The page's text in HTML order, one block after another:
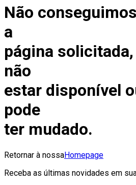
Não
a
página
não
estar disponível
pode
ter mudado.
Retornar à nossaHomepage
Receba as últimas novidades em